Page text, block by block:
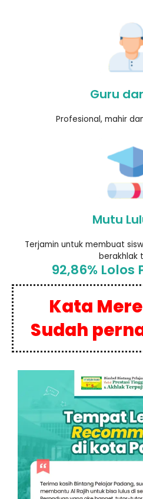
Guru
Profesional, mahir
Mutu
Terjamin untuk membuat
berakhlak
92,86% Lolos
Kata
Sudah